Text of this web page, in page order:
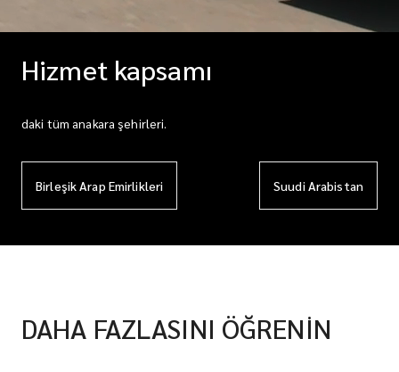
Hizmet kapsamı
daki tüm anakara şehirleri.
Birleşik Arap Emirlikleri Suudi Arabistan
DAHA FAZLASINI ÖĞRENİN